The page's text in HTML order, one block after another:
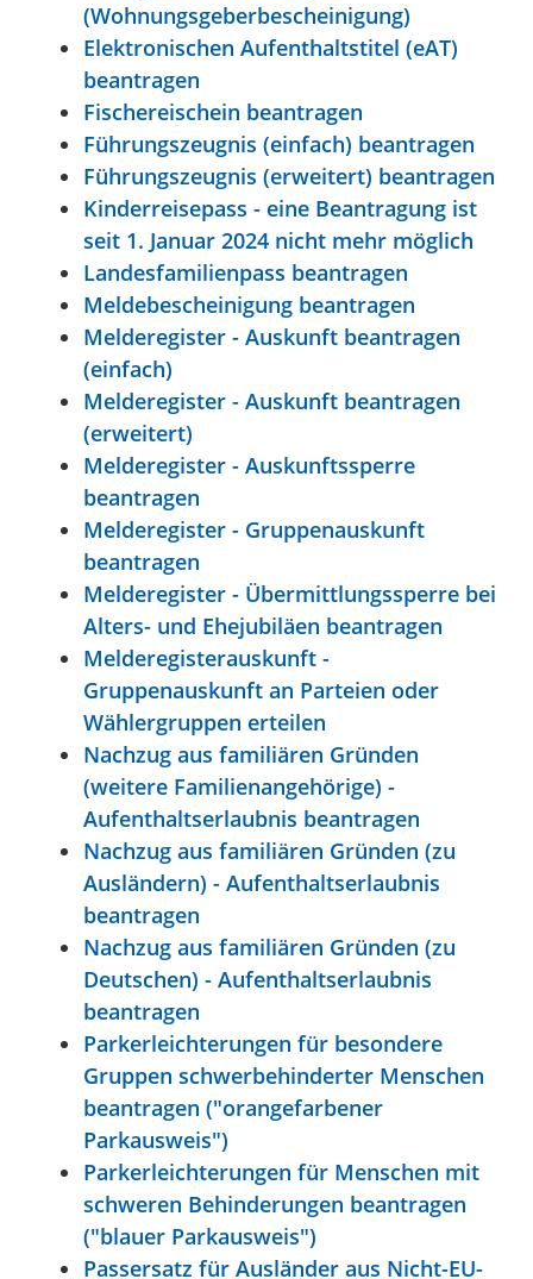
(Wohnungsgeberbescheinigung)
Elektronischen Aufenthaltstitel (eAT)
beantragen
Fischereischein beantragen
Führungszeugnis (einfach) beantragen
Führungszeugnis (erweitert) beantragen
Kinderreisepass - eine Beantragung ist
seit 1. Januar 2024 nicht mehr möglich
Landesfamilienpass beantragen
Meldebescheinigung beantragen
Melderegister - Auskunft beantragen
(einfach)
Melderegister - Auskunft beantragen
(erweitert)
Melderegister - Auskunftssperre
beantragen
Melderegister - Gruppenauskunft
beantragen
Melderegister - Übermittlungssperre bei
Alters- und Ehejubiläen beantragen
Melderegisterauskunft -
Gruppenauskunft an Parteien oder
Wählergruppen erteilen
Nachzug aus familiären Gründen
(weitere Familienangehörige) -
Aufenthaltserlaubnis beantragen
Nachzug aus familiären Gründen (zu
Ausländern) - Aufenthaltserlaubnis
beantragen
Nachzug aus familiären Gründen (zu
Deutschen) - Aufenthaltserlaubnis
beantragen
Parkerleichterungen für besondere
Gruppen schwerbehinderter Menschen
beantragen ("orangefarbener
Parkausweis")
Parkerleichterungen für Menschen mit
schweren Behinderungen beantragen
("blauer Parkausweis")
Passersatz für Ausländer aus Nicht-EU-